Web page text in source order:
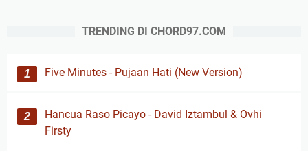
TRENDING DI CHORD97.COM
Five Minutes - Pujaan Hati (New Version)
Hancua Raso Picayo - David Iztambul & Ovhi
Firsty